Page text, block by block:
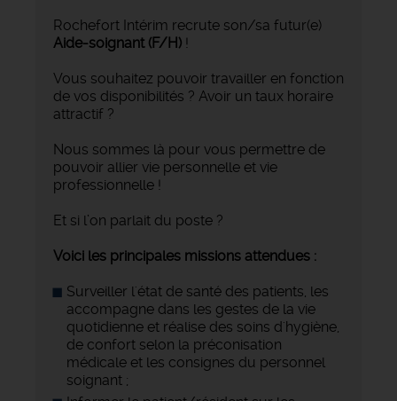
Rochefort Intérim recrute son/sa futur(e)
Aide-soignant (F/H) !
Vous souhaitez pouvoir travailler en fonction
de vos disponibilités ? Avoir un taux horaire
attractif ?
Nous sommes là pour vous permettre de
pouvoir allier vie personnelle et vie
professionnelle !
Et si l’on parlait du poste ?
Voici les principales missions attendues :
Surveiller l'état de santé des patients, les
accompagne dans les gestes de la vie
quotidienne et réalise des soins d'hygiène,
de confort selon la préconisation
médicale et les consignes du personnel
soignant ;